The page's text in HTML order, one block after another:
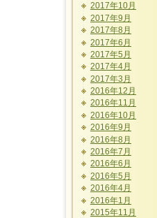
2017年10月
2017年9月
2017年8月
2017年6月
2017年5月
2017年4月
2017年3月
2016年12月
2016年11月
2016年10月
2016年9月
2016年8月
2016年7月
2016年6月
2016年5月
2016年4月
2016年1月
2015年11月